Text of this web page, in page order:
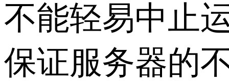
不能轻易中止
保证服务器的